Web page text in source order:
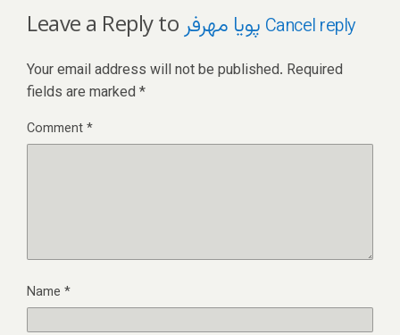
Leave a Reply to پويا مهرفر Cancel reply
Your email address will not be published. Required
fields are marked *
Comment*
Name *